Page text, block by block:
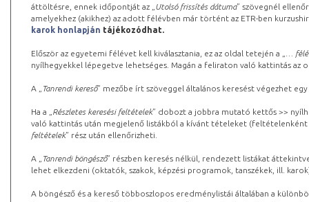
áttöltésre, ennek időpontját az „ Utolsó frissítés dátuma” szövegnél
amelyekhez (akikhez) az adott félévben már történt az ETR-ben
karok honlapján tájékozódhat.
Először az egyetemi félévet kell kiválasztania, ez az oldal tetején a „
…
nyílhegyekkel lépegetve lehetséges. Magán a feliraton való kattintás az
A „ Tanrendi kereső” mezőbe írt szöveggel általános keresést végezhet
Ha a „ Részletes keresési feltételek” dobozt a jobbra mutató kettős >>
való kattintás után megjelenő listákból a kívánt tételeket (feltételenként
feltételek” rész után ellenőrizheti.
A „ Tanrendi böngésző” részben keresés nélkül, rendezett listákat
lehet elkezdeni (oktatók, szakok, képzési programok, tanszékek, ill.
A böngésző és a kereső többoszlopos eredménylistái általában a